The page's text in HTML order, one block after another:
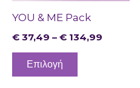
YOU & ME Pack
€ 37,49 – € 134,99
Επιλογή
να
στη